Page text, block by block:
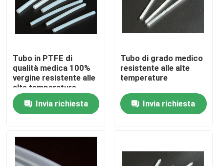
Visita alla fabbrica
Controllo Qualità
Contattaci
Notizie
Accessori per cavi elettrici
Tubo in PTFE di
qualità medica 100%
vergine resistente alle
alte temperature
Invia richiesta
Tubo di grado medico
resistente alle alte
temperature
Invia richiesta